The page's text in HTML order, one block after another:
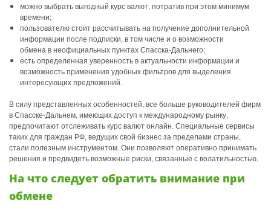
можно выбрать выгодный курс валют, потратив при этом минимум
времени;
пользователю стоит рассчитывать на получение дополнительной
информации после подписки, в том числе и о возможности
обмена в неофициальных пунктах Спасска-Дальнего;
есть определенная уверенность в актуальности информации и
возможность применения удобных фильтров для выделения
интересующих предложений.
В силу представленных особенностей, все больше руководителей фирм
в Спасске-Дальнем, имеющих доступ к международному рынку,
предпочитают отслеживать курс валют онлайн. Специальные сервисы
таких для граждан РФ, ведущих свой бизнес за пределами страны,
стали полезным инструментом. Они позволяют оперативно принимать
решения и предвидеть возможные риски, связанные с волатильностью.
На что следует обратить внимание при
обмене